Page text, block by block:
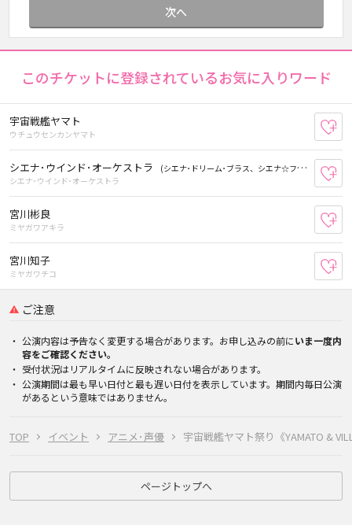
TOP イベント アニメ･声優 宇宙戦艦ヤマト祭り《YAMATO &
次へ
このチケットに登録されているお気に入りワード
宇宙戦艦ヤマト
ウチュウセンカンヤマト
シエナ･ウインド･オーケストラ
(シエナ･ドリーム･ブラス、シエナ☆フルーツ、シエナ･クラッツ)
シエナ･ウインド･オーケストラ
宮川彬良
ミヤガワアキラ
宮川知子
ミヤガワチコ
ご注意
公演内容は予告なく変更する場合があります。お申し込みの前にいま一度内
容をご確認ください。
受付状況はリアルタイムに反映されない場合があります。
公演期間は最も早い日付と最も遅い日付を表示しています。期間内毎日公演
があるという意味ではありません。
ページトップへ